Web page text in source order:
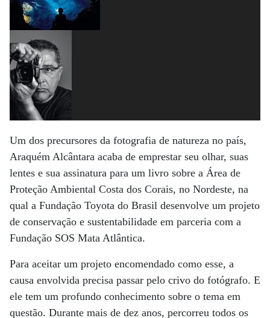
Um dos precursores da fotografia de natureza no país,
Araquém Alcântara acaba de emprestar seu olhar, suas
lentes e sua assinatura para um livro sobre a Área de
Proteção Ambiental Costa dos Corais, no Nordeste, na
qual a Fundação Toyota do Brasil desenvolve um projeto
de conservação e sustentabilidade em parceria com a
Fundação SOS Mata Atlântica.
Para aceitar um projeto encomendado como esse, a
causa envolvida precisa passar pelo crivo do fotógrafo. E
ele tem um profundo conhecimento sobre o tema em
questão. Durante mais de dez anos, percorreu todos os